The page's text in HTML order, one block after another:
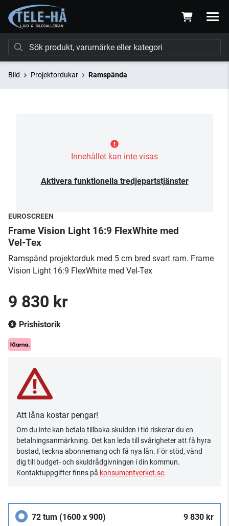
Bild Projektordukar Ramspända
Innehållet kan inte visas
Aktivera funktionella tredjepartstjänster
EUROSCREEN
Frame Vision Light 16:9 FlexWhite med
Vel-Tex
Ramspänd projektorduk med 5 cm bred svart ram. Frame
Vision Light 16:9 FlexWhite med Vel-Tex
9 830 kr
Prishistorik
Att låna kostar pengar!
Om du inte kan betala tillbaka skulden i tid riskerar du en
betalningsanmärkning. Det kan leda till svårigheter att få hyra
bostad, teckna abonnemang och få nya lån. För stöd, vänd
dig till budget- och skuldrådgivningen i din kommun.
Kontaktuppgifter finns på konsumentverket.se.
72 tum (1600 x 900)
9 830 kr